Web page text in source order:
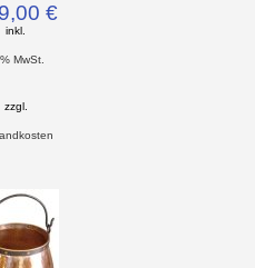
€
inkl.
MwSt.
zzgl.